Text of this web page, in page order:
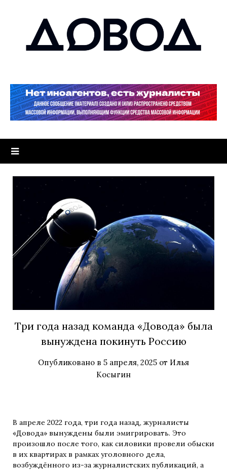
Три года назад команда «Довода» была
вынуждена покинуть Россию
Опубликовано в 5 апреля, 2025 от Илья
Косыгин
В апреле 2022 года, три года назад, журналисты
«Довода» вынуждены были эмигрировать. Это
произошло после того, как силовики провели обыски
в их квартирах в рамках уголовного дела,
возбуждённого из-за журналистских публикаций, а